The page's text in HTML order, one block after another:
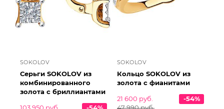
SOKOLOV
Серьги SOKOLOV из
комбинированного
золота с бриллиантами
SOKOLOV
Кольцо SOKOLOV из
золота с фианитами
21 600 руб.
-54%